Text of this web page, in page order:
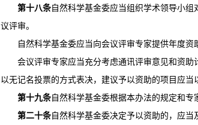
第十八条 自然科学基金委应当组织学术领导小
议评审。
自然科学基金委应当向会议评审专家提供年度
会议评审专家应当充分考虑通讯评审意见和资
以无记名投票的方式表决，建议予以资助的项目应当
第十九条 自然科学基金委根据本办法的规定和专
第二十条 自然科学基金委决定予以资助的，应